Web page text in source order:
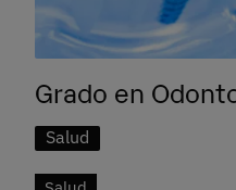
Grado en
Salud